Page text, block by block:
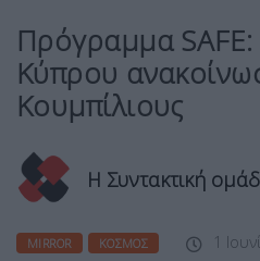
Πρόγραμμα
Κύπρου
Κουμπίλιους
Η Συντακτική
MIRROR ΚΌΣΜΟΣ 1